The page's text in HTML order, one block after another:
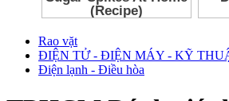
Rao vặt
ĐIỆN TỬ - ĐIỆN MÁY - KỸ
Điện lạnh - Điều hòa